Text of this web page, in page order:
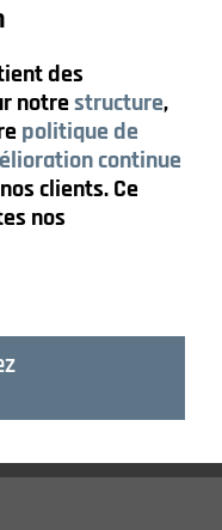
des
notrestructure,
politique de
continue
clients. Ce
nos